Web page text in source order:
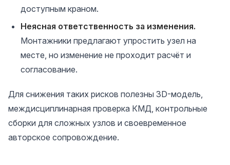
доступным краном.
Неясная ответственность за изменения.
Монтажники предлагают упростить узел на
месте, но изменение не проходит расчёт и
согласование.
Для снижения таких рисков полезны 3D-модель,
междисциплинарная проверка КМД, контрольные
сборки для сложных узлов и своевременное
авторское сопровождение.